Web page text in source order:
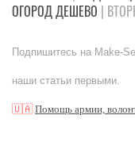
ОГОРОДДЕШЕВО |
Подпишитесь на Make-
наши статьи первыми.
🇺🇦Помощь армии,